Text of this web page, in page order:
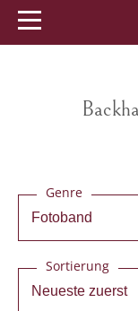
Genre
Sortierung